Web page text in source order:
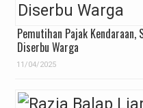
Pemutihan Pajak Kendaraan,
Diserbu Warga
11/04/2025